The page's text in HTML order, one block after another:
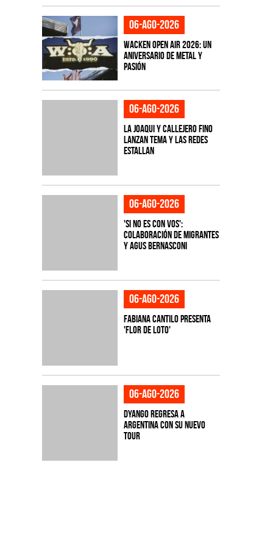
06-ago-2026
Wacken Open Air 2026: Un
aniversario de metal y
pasión
06-ago-2026
La Joaqui y Callejero Fino
lanzan tema y las redes
estallan
06-ago-2026
'Si No Es Con Vos':
colaboración de Migrantes
y Agus Bernasconi
06-ago-2026
Fabiana Cantilo presenta
'Flor de Loto'
Argentina con su nuevo
tour